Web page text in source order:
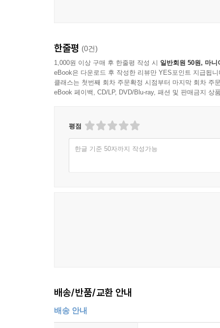
한줄평 (0건)
1,000원 이상 구매 후 한줄평 작성 시 일반회원 50원, 마니
eBook은 다운로드 후 작성한 리뷰만 YES포인트 지급됩니
클래스는 첫번째 회차 주문확정 시점부터 마지막 회차 주
eBook 페이백, CD/LP, DVD/Blu-ray, 패션 및 판매금지 상
평점
한글 기준 50자까지 작성가능
배송/반품/교환 안내
배송 안내